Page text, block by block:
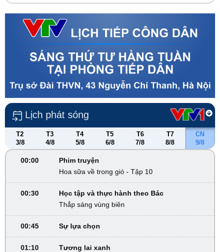
Lịch phát sóng
T2
3/8
T3
4/8
T4
5/8
T5
6/8
T6
7/8
T7
8/8
CN
9/8
00:00
Phim truyện
Hoa sữa về trong gió - Tập 10
00:30
Học tập và thực hành theo Bác
Thắp sáng vùng biên
00:45 Sự lựa chọn
01:10
Tương lai xanh